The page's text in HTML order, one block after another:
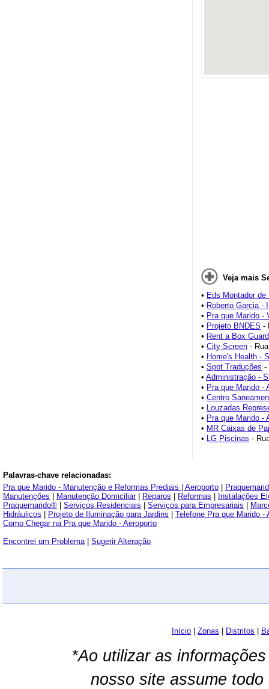
Veja mais
• Eds Montador de
• Roberto Garcia -
• Pra que Marido -
• Projeto BNDES -
• Rent a Box
• City Screen -
• Home's Health -
• Spot Traduções -
• Administração -
• Pra que Marido -
• Centro
• Louzadas
• Pra que Marido -
• MR Caixas de
• LG Piscinas -
Palavras-chave relacionadas:
Pra que Marido - Manutenção e Reformas Prediais | Aeroporto
Manutenções
Manutenção Domiciliar| Reparos Reformas
Instalações
Praquemarido®
Serviços Residenciais Serviços para Empresariais
Hidráulicos
Projeto de Iluminação para Jardins
Telefone Pra que Marido -
Como Chegar na Pra que Marido - Aeroporto
Encontrei um Problema| Sugerir Alteração
Início Zonas Distritos
*Ao utilizar as
nosso site assume